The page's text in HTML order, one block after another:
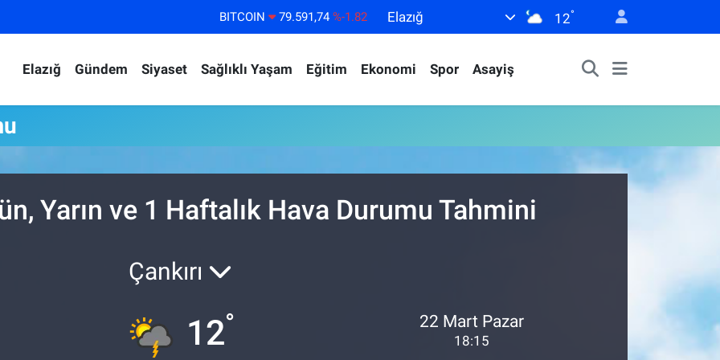
BITCOIN 79.591,74 %-1.82
EURO
53,38690 %0.19
STERLİN
61,60380 %0.18
Elazığ 12°
Elazığ Gündem Siyaset Sağlıklı Yaşam Eğitim Ekonomi Spor Asayiş
Yarın ve 1 Haftalık Hava Durumu Tahmini
Çankırı
12° 22 Mart Pazar
18:15